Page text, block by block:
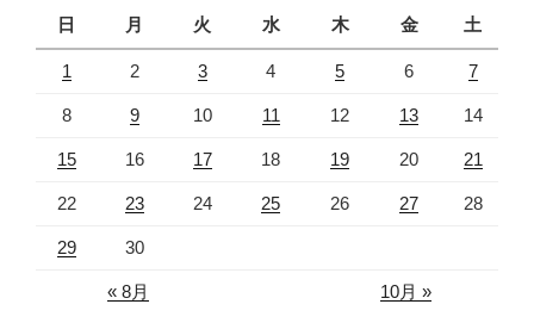
日
月 火 水 木 金 土
1 2 3 4 5 6 7
8 9 10 11 12 13 14
15 16 17 18 19 20 21
22 23 24 25 26 27 28
29 30
« 8月 10月 »